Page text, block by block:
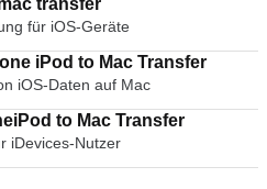
transfer
für iOS-Geräte
iPod to Mac Transfer
iOS-Daten auf Mac
to Mac Transfer
iDevices-Nutzer